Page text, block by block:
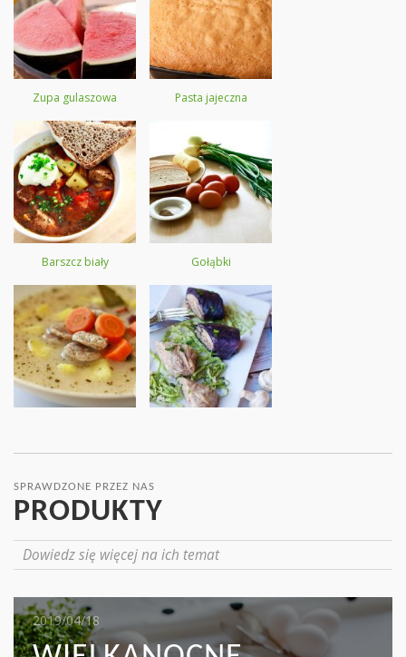
Zupa gulaszowa Pasta jajeczna
Barszcz biały Gołąbki
SPRAWDZONE PRZEZ NAS
PRODUKTY
Dowiedz się więcej na ich temat
2019/05/16
2019/04/18
2019/04/17